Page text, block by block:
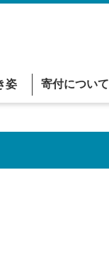
姿 寄付について